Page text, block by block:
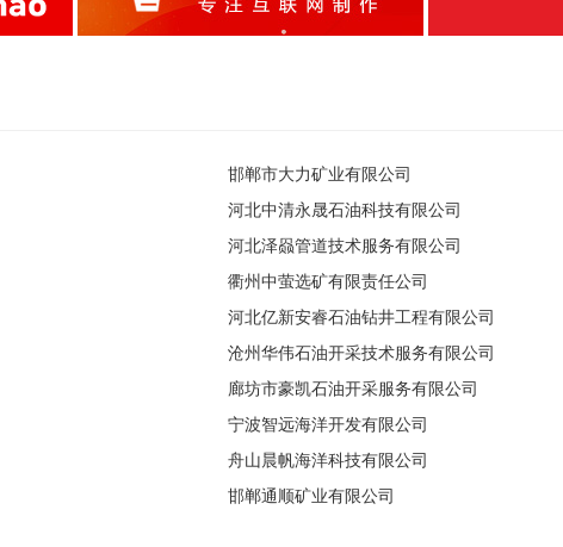
邯郸市大力矿业有限公司
河北中清永晟石油科技有限公司
河北泽赑管道技术服务有限公司
衢州中萤选矿有限责任公司
河北亿新安睿石油钻井工程有限公司
沧州华伟石油开采技术服务有限公司
廊坊市豪凯石油开采服务有限公司
宁波智远海洋开发有限公司
舟山晨帆海洋科技有限公司
邯郸通顺矿业有限公司